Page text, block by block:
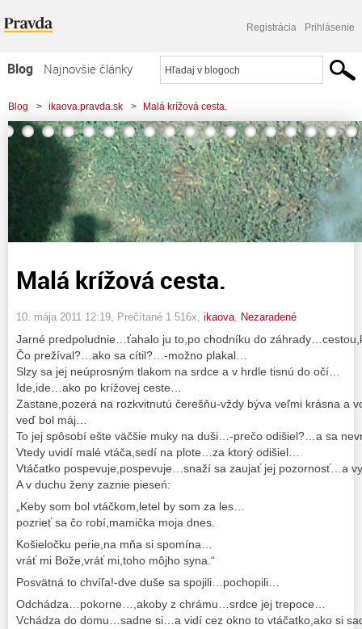
Registrácia Prihlásenie
Blog
Najnovšie články
Najčítanejšie články
Najkomentovanejšie články
Zoznam blogov
Komerčné blogy
Blog > ikaova.pravda.sk > Malá krížová cesta.
Malá krížová cesta.
10. mája 2011 12:19 , Prečítané 1 516x, ikaova Nezaradené
Jarné predpoludnie…ťahalo ju to,po chodníku do
Čo prežíval?…ako sa cítil?…-možno plakal…
Slzy sa jej neúprosným tlakom na srdce a v hrdle tisnú do očí…
Ide,ide…ako po krížovej ceste…
Zastane,pozerá na rozkvitnutú čerešňu-vždy býva veľmi krásna a
veď bol máj…
To jej spôsobí ešte väčšie muky na duši…-prečo odišiel?…a sa
Vtedy uvidí malé vtáča,sedí na plote…za ktorý odišiel…
Vtáčatko pospevuje,pospevuje…snaží sa zaujať jej pozornosť…a
A v duchu ženy zaznie pieseń:
„Keby som bol vtáčkom,letel by som za les…
pozrieť sa čo robí,mamička moja dnes.
Košieločku perie,na mňa si spomína…
vráť mi Bože,vráť mi,toho môjho syna.“
Posvätná to chvíľa!-dve duše sa spojili…pochopili…
Odchádza…pokorne…,akoby z chrámu…srdce jej trepoce…
Vchádza do domu…sadne si…a vidí cez okno to vtáčatko,ako si